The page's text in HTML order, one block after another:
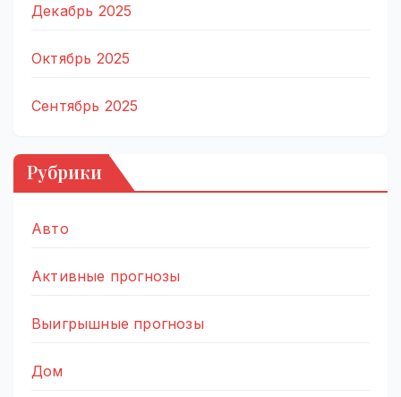
Декабрь 2025
Октябрь 2025
Сентябрь 2025
Рубрики
Авто
Активные прогнозы
Выигрышные прогнозы
Дом